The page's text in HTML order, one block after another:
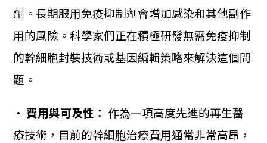
劑。長期服用免疫抑制劑會增加感染和其他副作
用的風險。科學家們正在積極研發無需免疫抑制
的幹細胞封裝技術或基因編輯策略來解決這個問
題。
•費用與可及性： 作為一項高度先進的再生醫
療技術，目前的幹細胞治療費用通常非常高昂，